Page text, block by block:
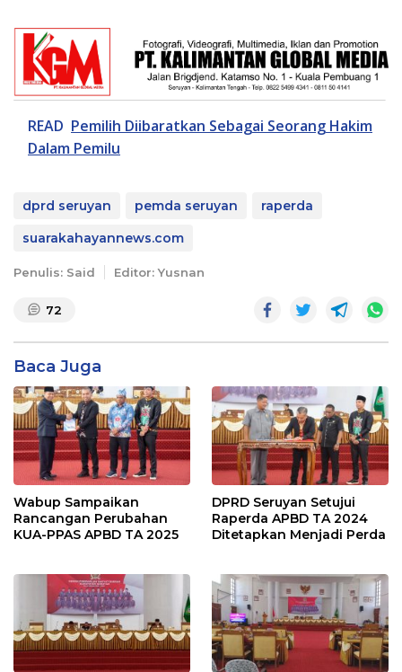
READ Pemilih Diibaratkan Sebagai Seorang Hakim
Dalam Pemilu
dprd seruyan pemda seruyan
raperda
suarakahayannews.com
Penulis: Said Editor: Yusnan
72
Baca Juga
Wabup Sampaikan
Rancangan Perubahan
KUA-PPAS APBD TA 2025
DPRD Seruyan Setujui
Raperda APBD TA 2024
Ditetapkan Menjadi Perda